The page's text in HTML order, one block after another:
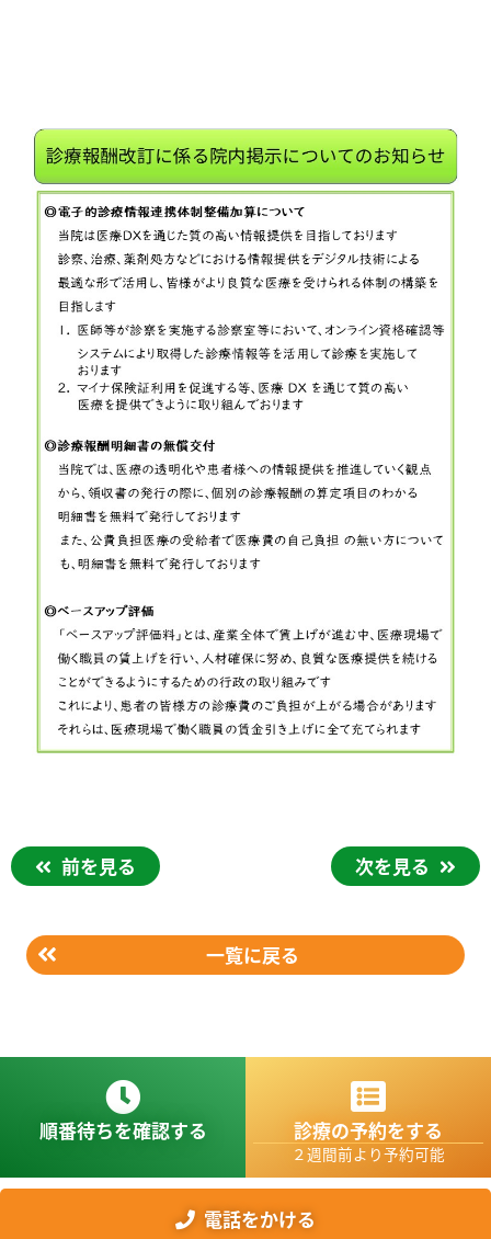
前を見る 次を見る
一覧に戻る
順番待ちを確認する 診療の予約をする
２週間前より予約可能
電話をかける